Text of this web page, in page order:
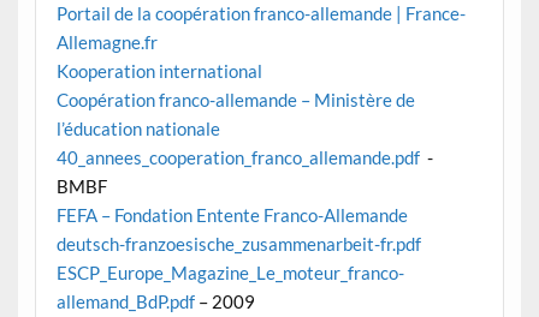
Portail de la coopération franco-allemande | France-
Allemagne.fr
Kooperation international
Coopération franco-allemande – Ministère de
l’éducation nationale
40_annees_cooperation_franco_allemande.pdf -
BMBF
FEFA – Fondation Entente Franco-Allemande
deutsch-franzoesische_zusammenarbeit-fr.pdf
ESCP_Europe_Magazine_Le_moteur_franco-
allemand_BdP.pdf – 2009